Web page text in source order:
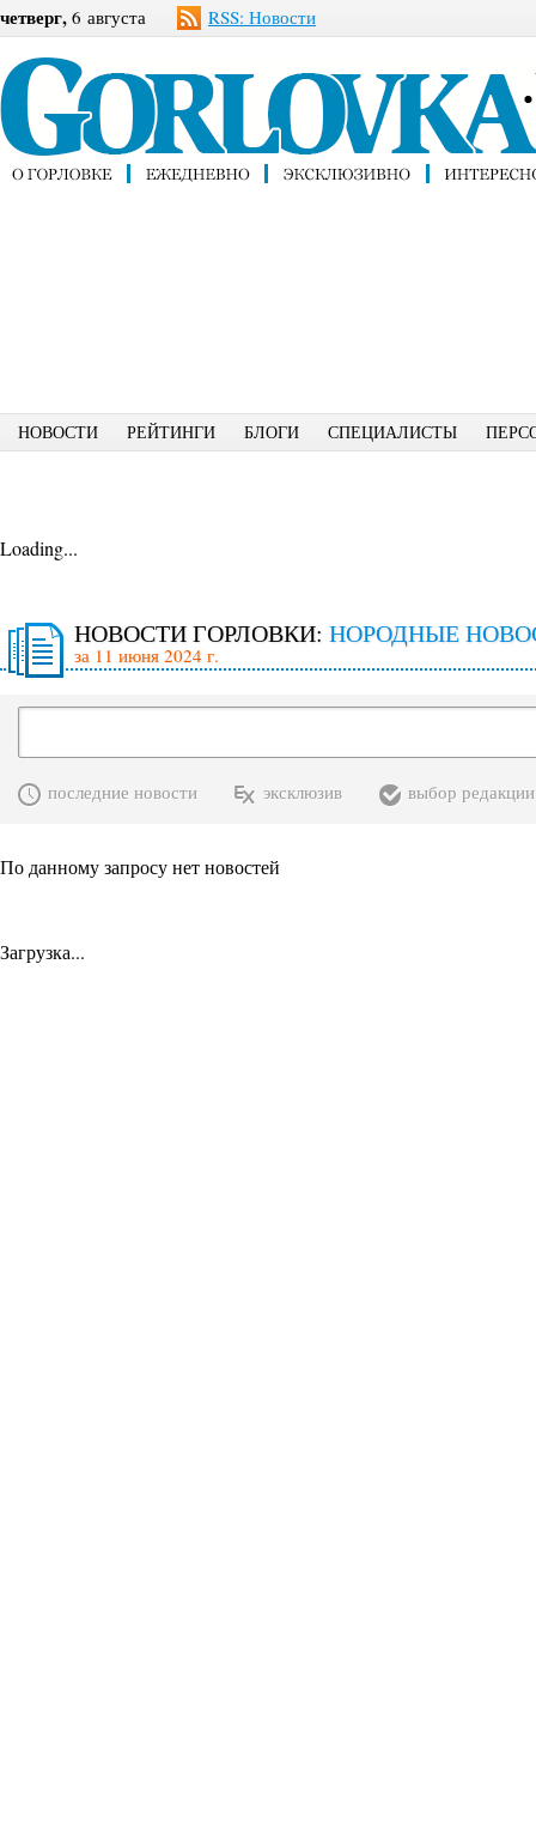
четверг, 6 августа RSS: Новости
НОВОСТИ РЕЙТИНГИ БЛОГИ СПЕЦИАЛИСТЫ
Loading...
НОВОСТИ ГОРЛОВКИ: НОРОДНЫЕ
за 11 июня 2024 г.
последние новости эксклюзив выбор редакции
По данному запросу нет новостей
Загрузка...